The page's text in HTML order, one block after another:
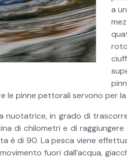
a
le pinne pettorali servono per la
nuotatrice, in grado di
di chilometri e di
è di 90. La pesca viene
fuori dall’acqua,